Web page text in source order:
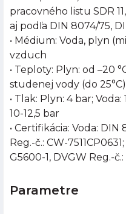
pracovného listu SDR
aj podľa DIN 8074/75,
• Médium: Voda, plyn
vzduch
• Teploty: Plyn: od –20
studenej vody (do
• Tlak: Plyn: 4 bar;
10-12,5 bar
• Certifikácia: Voda:
Reg.-č.: CW-
G5600-1, DVGW Reg.-
Parametre